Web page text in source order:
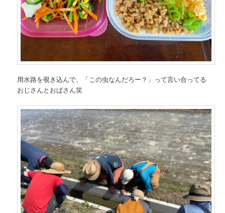
用水路を覗き込んで、「この虫なんだろー？」って言い合ってる
おじさんとおばさん笑